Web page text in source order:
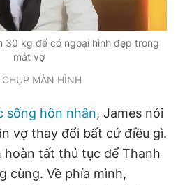
30 kg để có ngoại hình đẹp trong
mắt vợ
MÀN HÌNH
sống hôn nhân, James nói
vợ thay đổi bất cứ điều gì.
hoàn tất thủ tục để Thanh
cùng. Về phía mình,